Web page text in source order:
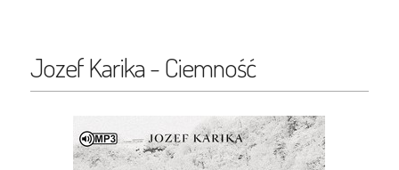
Jozef Karika - Ciemność